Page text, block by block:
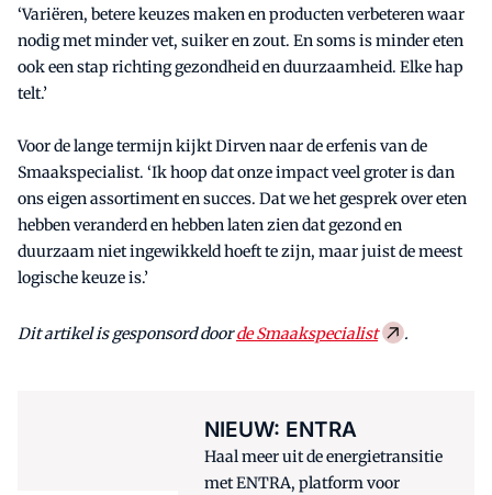
‘Variëren, betere keuzes maken en producten verbeteren waar
nodig met minder vet, suiker en zout. En soms is minder eten
ook een stap richting gezondheid en duurzaamheid. Elke hap
telt.’
Voor de lange termijn kijkt Dirven naar de erfenis van de
Smaakspecialist. ‘Ik hoop dat onze impact veel groter is dan
ons eigen assortiment en succes. Dat we het gesprek over eten
hebben veranderd en hebben laten zien dat gezond en
duurzaam niet ingewikkeld hoeft te zijn, maar juist de meest
logische keuze is.’
Dit artikel is gesponsord doorde Smaakspecialist .
NIEUW: ENTRA
Haal meer uit de energietransitie
met ENTRA, platform voor